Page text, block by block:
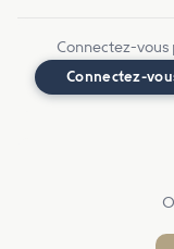
Connectez-vous
Connectez-